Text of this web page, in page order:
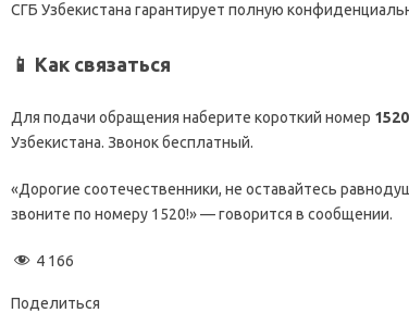
СГБ Узбекистана гарантирует полную
📱 Как связаться
Для подачи обращения наберите короткий номер 1520
Узбекистана. Звонок бесплатный.
«Дорогие соотечественники, не оставайтесь
звоните по номеру 1520!» — говорится в сообщении.
4 166
Поделиться